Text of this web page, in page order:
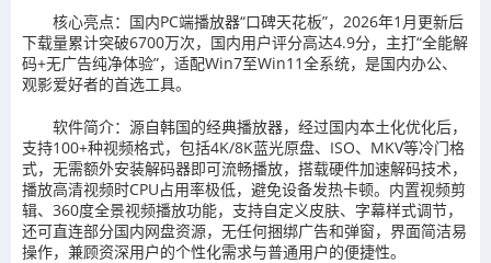
核心亮点：国内PC端播放器“口碑天花板”，2026年1月更新后
下载量累计突破6700万次，国内用户评分高达4.9分，主打“全能解
码+无广告纯净体验”，适配Win7至Win11全系统，是国内办公、
观影爱好者的首选工具。
软件简介：源自韩国的经典播放器，经过国内本土化优化后，
支持100+种视频格式，包括4K/8K蓝光原盘、ISO、MKV等冷门格
式，无需额外安装解码器即可流畅播放，搭载硬件加速解码技术，
播放高清视频时CPU占用率极低，避免设备发热卡顿。内置视频剪
辑、360度全景视频播放功能，支持自定义皮肤、字幕样式调节，
还可直连部分国内网盘资源，无任何捆绑广告和弹窗，界面简洁易
操作，兼顾资深用户的个性化需求与普通用户的便捷性。